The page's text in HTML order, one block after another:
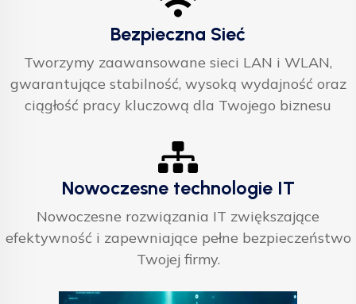
Bezpieczna Sieć
Tworzymy zaawansowane sieci LAN i WLAN,
gwarantujące stabilność, wysoką wydajność oraz
ciągłość pracy kluczową dla Twojego biznesu
Nowoczesne technologie IT
Nowoczesne rozwiązania IT zwiększające
efektywność i zapewniające pełne bezpieczeństwo
Twojej firmy.